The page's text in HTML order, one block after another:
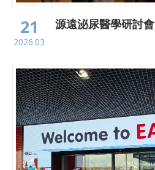
21
2026.03
源遠泌尿醫學研討會